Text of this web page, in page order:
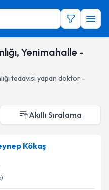
Yenimahalle -
tedavisi yapan doktor -
Akıllı Sıralama
Kökaş